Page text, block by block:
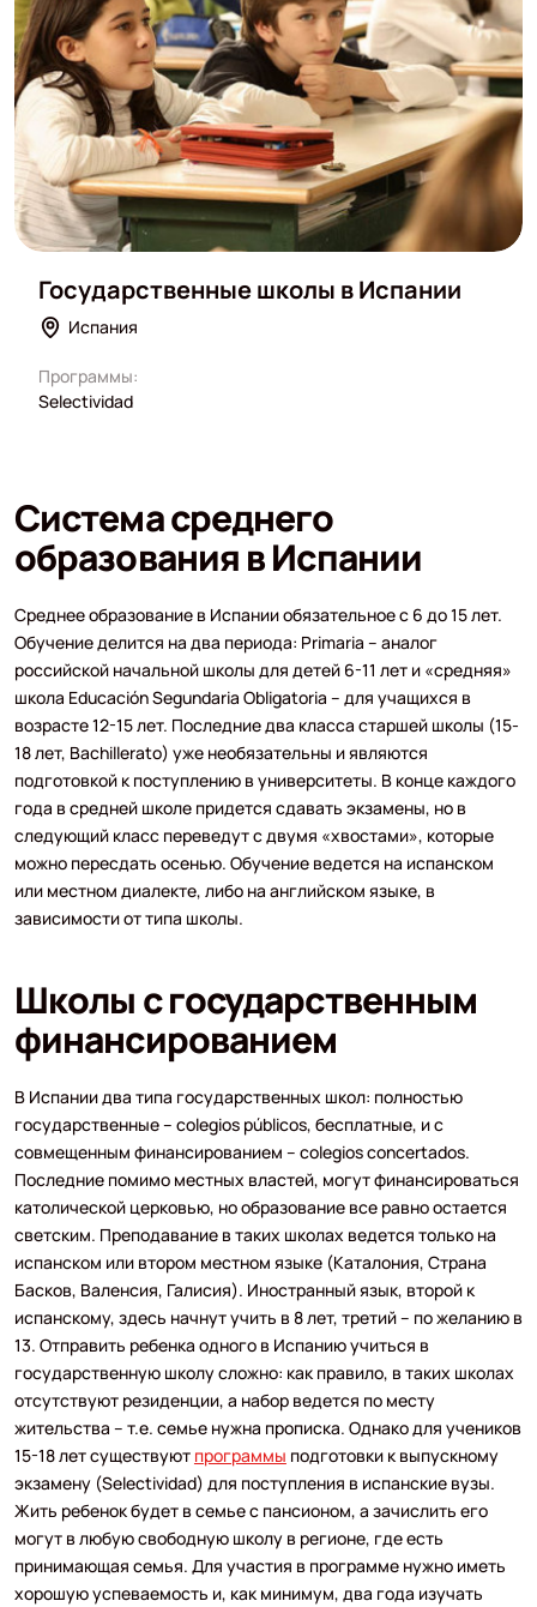
Государственные школы в Испании
Испания
Программы:
Selectividad
Система среднего
образования в Испании
Среднее образование в Испании обязательное с 6 до 15 лет.
Обучение делится на два периода: Primaria – аналог
российской начальной школы для детей 6-11 лет и «средняя»
школа Educación Segundaria Obligatoria – для учащихся в
возрасте 12-15 лет. Последние два класса старшей школы (15-
18 лет, Bachillerato) уже необязательны и являются
подготовкой к поступлению в университеты. В конце каждого
года в средней школе придется сдавать экзамены, но в
следующий класс переведут с двумя «хвостами», которые
можно пересдать осенью. Обучение ведется на испанском
или местном диалекте, либо на английском языке, в
зависимости от типа школы.
Школы с государственным
финансированием
В Испании два типа государственных школ: полностью
государственные – colegios públicos, бесплатные, и с
совмещенным финансированием – colegios concertados.
Последние помимо местных властей, могут финансироваться
католической церковью, но образование все равно остается
светским. Преподавание в таких школах ведется только на
испанском или втором местном языке (Каталония, Страна
Басков, Валенсия, Галисия). Иностранный язык, второй к
испанскому, здесь начнут учить в 8 лет, третий – по желанию в
13. Отправить ребенка одного в Испанию учиться в
государственную школу сложно: как правило, в таких школах
отсутствуют резиденции, а набор ведется по месту
жительства – т.е. семье нужна прописка. Однако для учеников
15-18 лет существуют программы подготовки к выпускному
экзамену (Selectividad) для поступления в испанские вузы.
Жить ребенок будет в семье с пансионом, а зачислить его
могут в любую свободную школу в регионе, где есть
принимающая семья. Для участия в программе нужно иметь
хорошую успеваемость и, как минимум, два года изучать